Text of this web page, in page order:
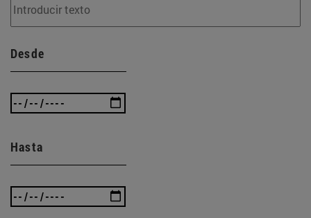
Desde
Hasta